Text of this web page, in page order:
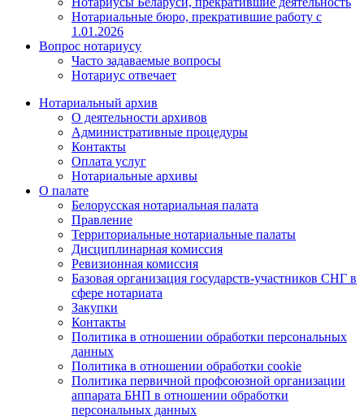
Нотариальные бюро, прекратившие работу с
1.01.2026
Вопрос нотариусу
Часто задаваемые вопросы
Нотариус отвечает
Нотариальный архив
О деятельности архивов
Административные процедуры
Контакты
Оплата услуг
Нотариальные архивы
О палате
Белорусская нотариальная палата
Правление
Территориальные нотариальные палаты
Дисциплинарная комиссия
Ревизионная комиссия
Базовая организация государств-участников СНГ в
сфере нотариата
Закупки
Контакты
Политика в отношении обработки персональных
данных
Политика в отношении обработки cookie
Политика первичной профсоюзной организации
аппарата БНП в отношении обработки
персональных данных